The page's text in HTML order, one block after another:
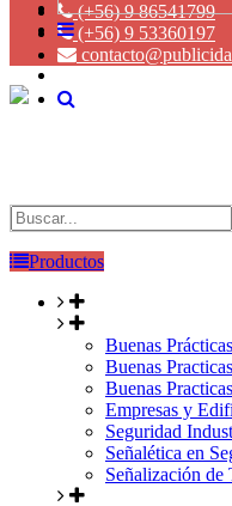
(+56) 9 86541799
(+56) 9 53360197
Productos
Buenas Prácticas
Buenas
Buenas
Empresas y
Seguridad
Señalética en
Señalización de